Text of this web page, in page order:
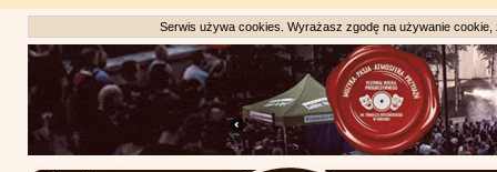
Serwis używa cookies. Wyrażasz zgodę na używanie